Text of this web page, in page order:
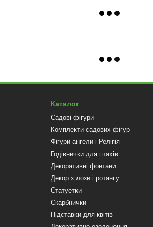
Каталог
Садові фігури
Комплекти садових фігур
Фігури ангели і Релігія
Годівнички для птахів
Декоративні фонтани
Декор з лози і ротангу
Статуетки
Скарбнички
Підставки для квітів